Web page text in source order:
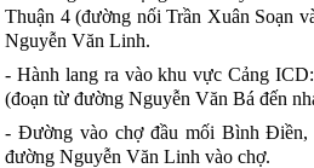
Thuận 4 (đường nối Trần Xuân Soạn
Nguyễn Văn Linh.
- Hành lang ra vào khu vực Cảng
(đoạn từ đường Nguyễn Văn Bá đến
- Đường vào chợ đầu mối Bình Điền,
đường Nguyễn Văn Linh vào chợ.